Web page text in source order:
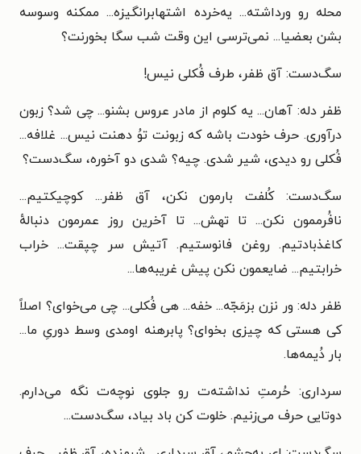
محله رو ورداشته... یه‌خرده اشتهابرانگیزه... ممکنه وسوسه
بشن بعضیا... نمی‌ترسی این وقت شب سگا بخورنت؟
سگ‌دست: آق ظفر، طرف فُکلی نیس!
ظفر دله: آهان... یه کلوم از مادر عروس بشنو... چی شد؟ زبون
درآوری. حرف خودت باشه که زبونت توُ دهنت نیس... غلافه...
فُکلی رو دیدی، شیر شدی. چیه؟ شدی دو آخوره، سگ‌دست؟
سگ‌دست: کُلفت بارمون نکن، آق ظفر... کوچیکتیم...
نافُرممون نکن... تا تهش... تا آخرین روز عمرمون دنبالهٔ
کاغذبادتیم. روغن فانوستیم. آتیش سر چپقت... خراب
خرابتیم... ضایعمون نکن پیش غریبه‌ها...
ظفر دله: ور نزن بزمَجّه... خفه... هی فُکلی... چی می‌خوای؟ اصلاً
کی هستی که چیزی بخوای؟ پابرهنه اومدی وسط دوریِ ما...
بار دُیمه‌ها.
سرداری: حُرمتِ نداشته‌ت رو جلوی نوچه‌ت نگه می‌دارم.
دوتایی حرف می‌زنیم. خلوت کن باد بیاد، سگ‌دست...